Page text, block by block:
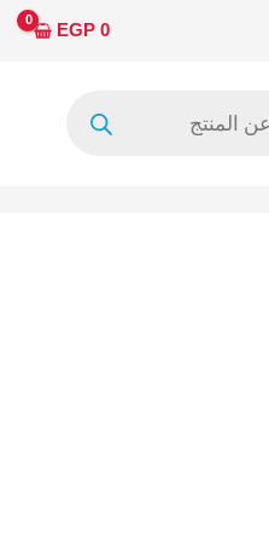
0
EGP